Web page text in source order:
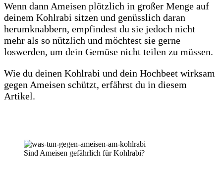
Wenn dann Ameisen plötzlich in großer Menge auf
deinem Kohlrabi sitzen und genüsslich daran
herumknabbern, empfindest du sie jedoch nicht
mehr als so nützlich und möchtest sie gerne
loswerden, um dein Gemüse nicht teilen zu müssen.
Wie du deinen Kohlrabi und dein Hochbeet wirksam
gegen Ameisen schützt, erfährst du in diesem
Artikel.
Sind Ameisen gefährlich für Kohlrabi?